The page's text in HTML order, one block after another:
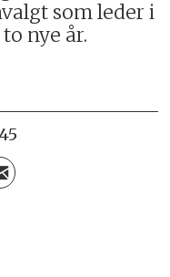
som leder i
nye år.